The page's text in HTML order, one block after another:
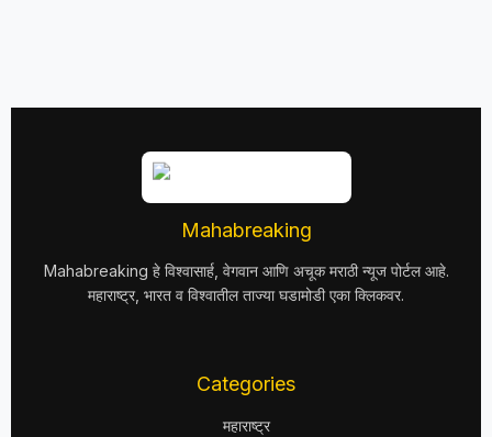
Mahabreaking
Mahabreaking हे विश्वासार्ह, वेगवान आणि अचूक मराठी न्यूज पोर्टल आहे.
महाराष्ट्र, भारत व विश्वातील ताज्या घडामोडी एका क्लिकवर.
Categories
महाराष्ट्र